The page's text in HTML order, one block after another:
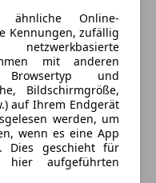
ähnliche Online-
Kennungen, zufällig
mit anderen
und
Bildschirmgröße,
auf Ihrem Endgerät
werden, um
wenn es eine App
Dies geschieht für
aufgeführten